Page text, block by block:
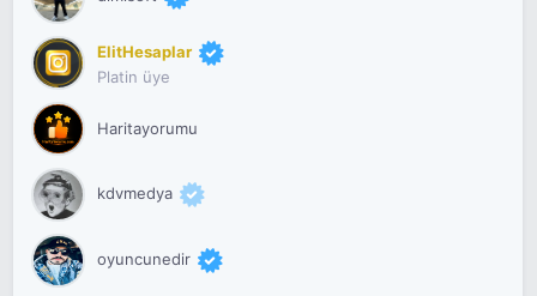
ElitHesaplar
Platin üye
Haritayorumu
kdvmedya
oyuncunedir